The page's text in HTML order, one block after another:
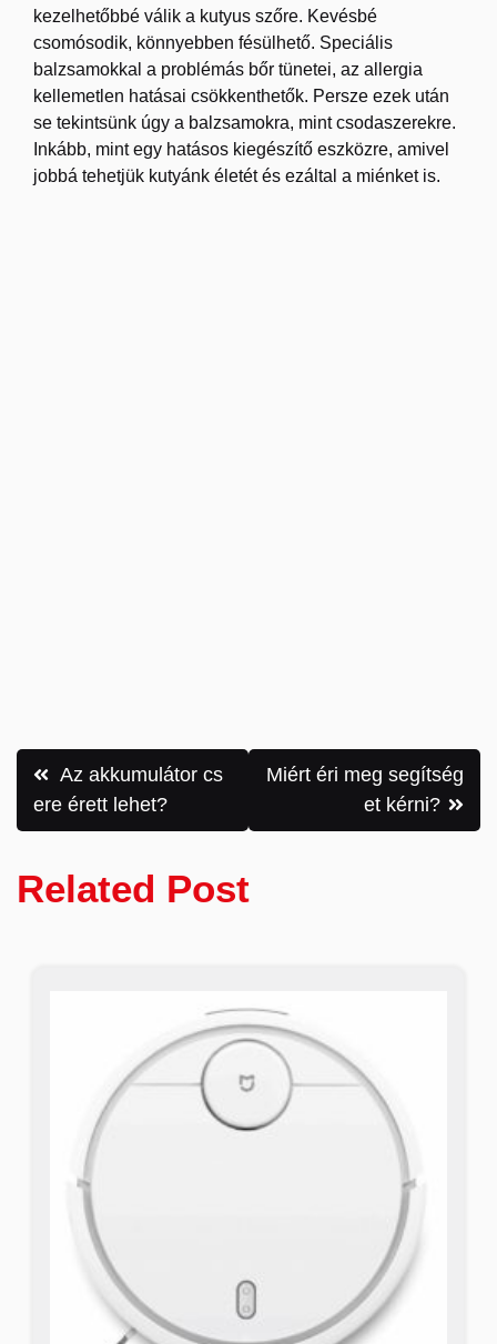
kezelhetőbbé válik a kutyus szőre. Kevésbé
csomósodik, könnyebben fésülhető. Speciális
balzsamokkal a problémás bőr tünetei, az allergia
kellemetlen hatásai csökkenthetők. Persze ezek után
se tekintsünk úgy a balzsamokra, mint csodaszerekre.
Inkább, mint egy hatásos kiegészítő eszközre, amivel
jobbá tehetjük kutyánk életét és ezáltal a miénket is.
Bejegyzés
navigáció
Az akkumulátor cs
ere érett lehet?
Miért éri meg segítség
et kérni?
Related Post